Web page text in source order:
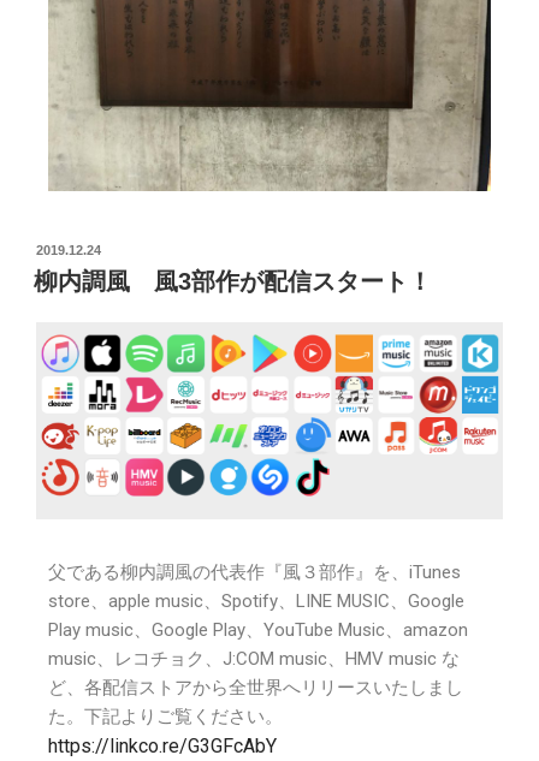
2019.12.24
柳内調風 風3部作が配信スタート！
父である柳内調風の代表作『風３部作』を、iTunes
store、apple music、Spotify、LINE MUSIC、Google
Play music、Google Play、YouTube Music、amazon
music、レコチョク、J:COM music、HMV music な
ど、各配信ストアから全世界へリリースいたしまし
た。下記よりご覧ください。
https://linkco.re/G3GFcAbY